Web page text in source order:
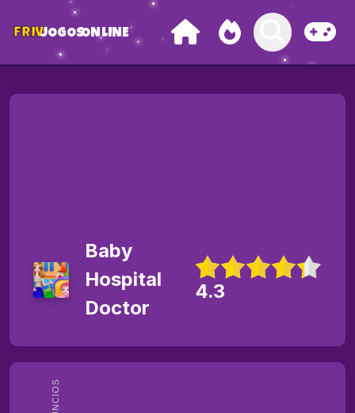
FRIVJOGOSONLINE
Baby
Hospital
Doctor
4.3